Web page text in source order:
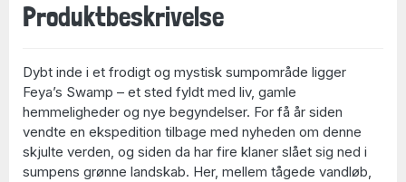
Produktbeskrivelse
Dybt inde i et frodigt og mystisk sumpområde ligger
Feya’s Swamp – et sted fyldt med liv, gamle
hemmeligheder og nye begyndelser. For få år siden
vendte en ekspedition tilbage med nyheden om denne
skjulte verden, og siden da har fire klaner slået sig ned i
sumpens grønne landskab. Her, mellem tågede vandløb,